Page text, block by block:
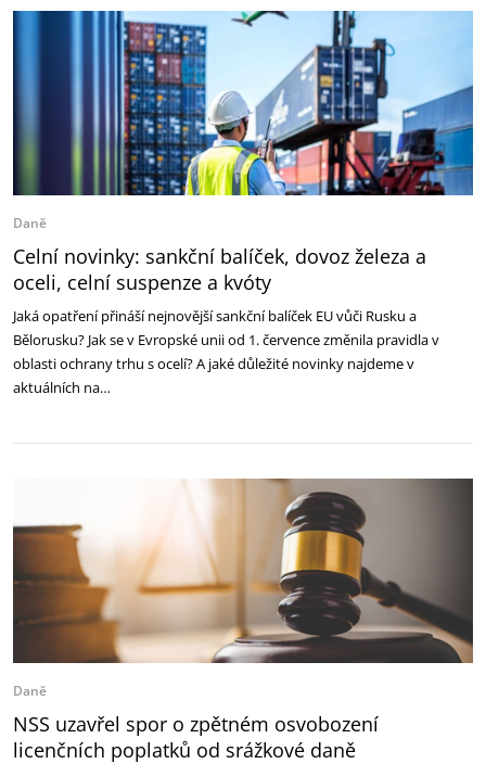
Daně
Celní novinky: sankční balíček, dovoz železa a
oceli, celní suspenze a kvóty
Jaká opatření přináší nejnovější sankční balíček EU vůči Rusku a
Bělorusku? Jak se v Evropské unii od 1. července změnila pravidla v
oblasti ochrany trhu s ocelí? A jaké důležité novinky najdeme v
aktuálních na…
Daně
NSS uzavřel spor o zpětném osvobození
licenčních poplatků od srážkové daně